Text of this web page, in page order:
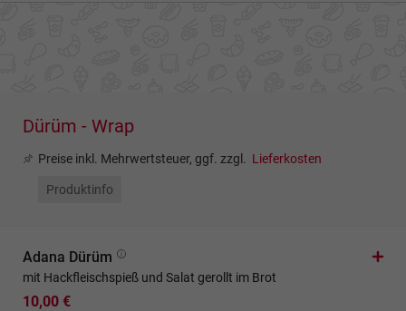
Dürüm - Wrap
Preise inkl. Mehrwertsteuer, ggf. zzgl. Lieferkosten
Produktinfo
Adana Dürüm
mit Hackfleischspieß und Salat gerollt im Brot
10,00 €